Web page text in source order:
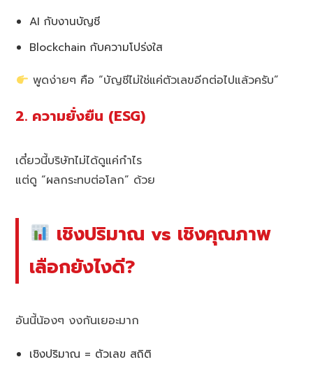
AI กับงานบัญชี
Blockchain กับความโปร่งใส
พูดง่ายๆ คือ “บัญชีไม่ใช่แค่ตัวเลขอีกต่อไปแล้วครับ”
2. ความยั่งยืน (ESG)
เดี๋ยวนี้บริษัทไม่ได้ดูแค่กำไร
แต่ดู “ผลกระทบต่อโลก” ด้วย
เชิงปริมาณ vs เชิงคุณภาพ
เลือกยังไงดี?
อันนี้น้องๆ งงกันเยอะมาก
เชิงปริมาณ = ตัวเลข สถิติ